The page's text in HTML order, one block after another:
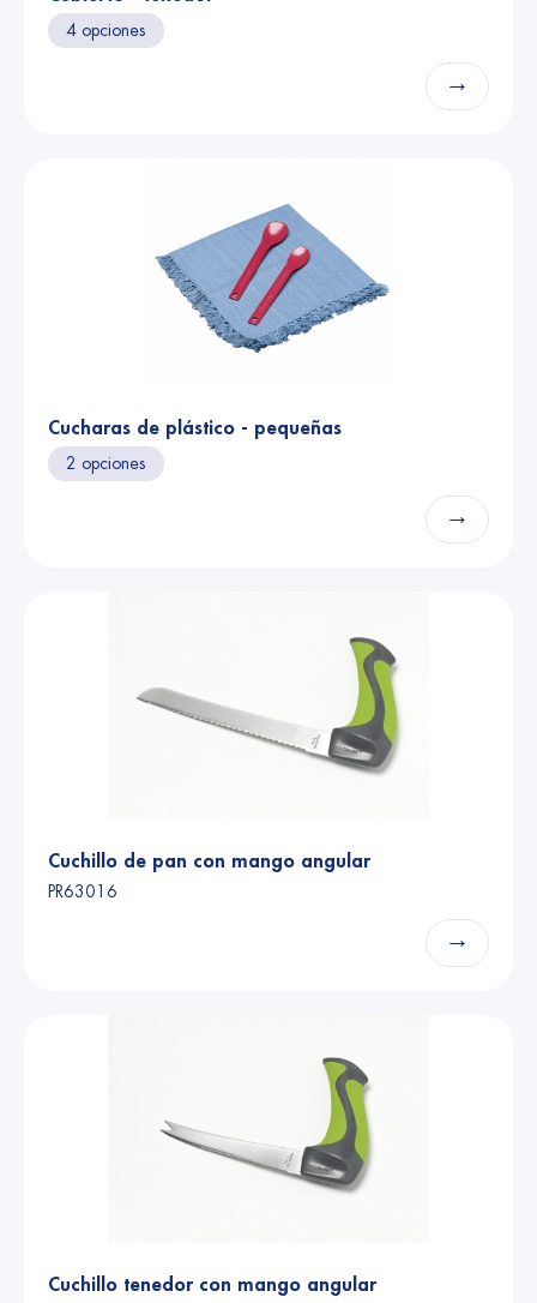
4 opciones
→
Cucharas de plástico - pequeñas
2 opciones
→
Cuchillo de pan con mango angular
PR63016
→
Cuchillo tenedor con mango angular